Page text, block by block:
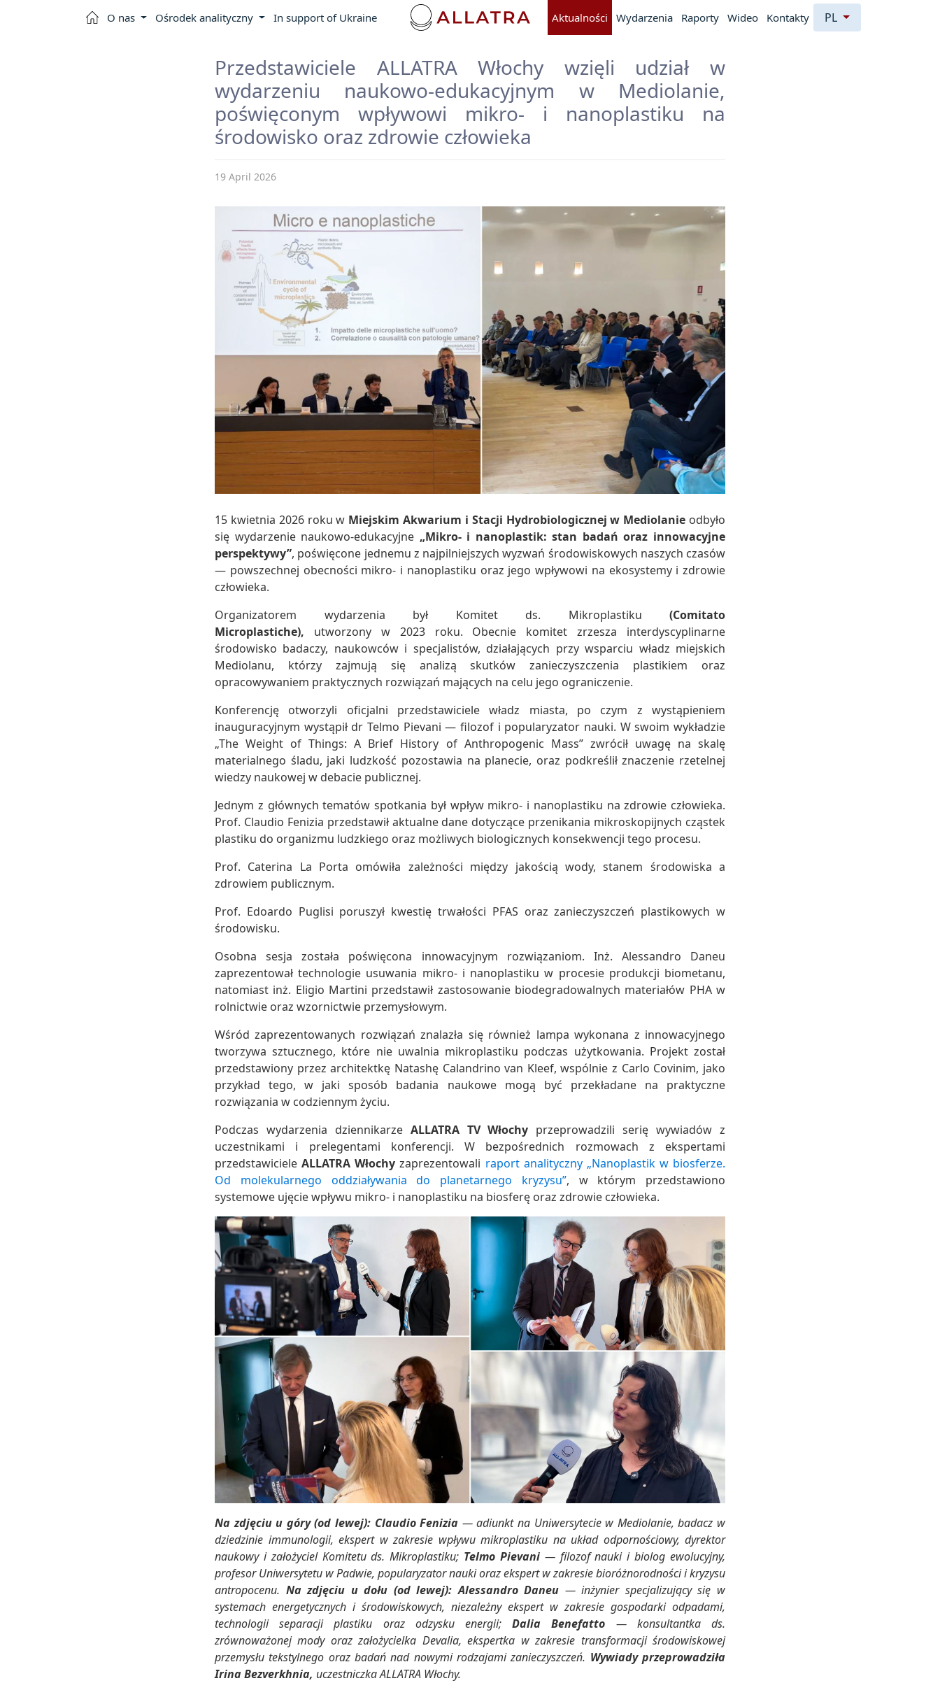
O nas Ośrodek analityczny In support of Ukraine Aktualności Wydarzenia Raporty Wideo Kontakty PL
Przedstawiciele ALLATRA Włochy wzięli udział w
wydarzeniu naukowo-edukacyjnym w Mediolanie,
poświęconym wpływowi mikro- i nanoplastiku na
środowisko oraz zdrowie człowieka
19 April 2026
15 kwietnia 2026 roku w Miejskim Akwarium i Stacji Hydrobiologicznej w Mediolanie odbyło
się wydarzenie naukowo-edukacyjne „Mikro- i nanoplastik: stan badań oraz innowacyjne
perspektywy”, poświęcone jednemu z najpilniejszych wyzwań środowiskowych naszych czasów
— powszechnej obecności mikro- i nanoplastiku oraz jego wpływowi na ekosystemy i zdrowie
człowieka.
Organizatorem wydarzenia był Komitet ds. Mikroplastiku (Comitato
Microplastiche), utworzony w 2023 roku. Obecnie komitet zrzesza interdyscyplinarne
środowisko badaczy, naukowców i specjalistów, działających przy wsparciu władz miejskich
Mediolanu, którzy zajmują się analizą skutków zanieczyszczenia plastikiem oraz
opracowywaniem praktycznych rozwiązań mających na celu jego ograniczenie.
Konferencję otworzyli oficjalni przedstawiciele władz miasta, po czym z wystąpieniem
inauguracyjnym wystąpił dr Telmo Pievani — filozof i popularyzator nauki. W swoim wykładzie
„The Weight of Things: A Brief History of Anthropogenic Mass” zwrócił uwagę na skalę
materialnego śladu, jaki ludzkość pozostawia na planecie, oraz podkreślił znaczenie rzetelnej
wiedzy naukowej w debacie publicznej.
Jednym z głównych tematów spotkania był wpływ mikro- i nanoplastiku na zdrowie człowieka.
Prof. Claudio Fenizia przedstawił aktualne dane dotyczące przenikania mikroskopijnych cząstek
plastiku do organizmu ludzkiego oraz możliwych biologicznych konsekwencji tego procesu.
Prof. Caterina La Porta omówiła zależności między jakością wody, stanem środowiska a
zdrowiem publicznym.
Prof. Edoardo Puglisi poruszył kwestię trwałości PFAS oraz zanieczyszczeń plastikowych w
środowisku.
Osobna sesja została poświęcona innowacyjnym rozwiązaniom. Inż. Alessandro Daneu
zaprezentował technologie usuwania mikro- i nanoplastiku w procesie produkcji biometanu,
natomiast inż. Eligio Martini przedstawił zastosowanie biodegradowalnych materiałów PHA w
rolnictwie oraz wzornictwie przemysłowym.
Wśród zaprezentowanych rozwiązań znalazła się również lampa wykonana z innowacyjnego
tworzywa sztucznego, które nie uwalnia mikroplastiku podczas użytkowania. Projekt został
przedstawiony przez architektkę Natashę Calandrino van Kleef, wspólnie z Carlo Covinim, jako
przykład tego, w jaki sposób badania naukowe mogą być przekładane na praktyczne
rozwiązania w codziennym życiu.
Podczas wydarzenia dziennikarze ALLATRA TV Włochy przeprowadzili serię wywiadów z
uczestnikami i prelegentami konferencji. W bezpośrednich rozmowach z ekspertami
przedstawicieleALLATRA Włochy zaprezentowali raport analityczny „Nanoplastik w biosferze.
Od molekularnego oddziaływania do planetarnego kryzysu”, w którym przedstawiono
systemowe ujęcie wpływu mikro- i nanoplastiku na biosferę oraz zdrowie człowieka.
Na zdjęciu u góry (od lewej): Claudio Fenizia — adiunkt na Uniwersytecie w Mediolanie, badacz w
dziedzinie immunologii, ekspert w zakresie wpływu mikroplastiku na układ odpornościowy, dyrektor
naukowy i założyciel Komitetu ds. Mikroplastiku; Telmo Pievani— filozof nauki i biolog ewolucyjny,
profesor Uniwersytetu w Padwie, popularyzator nauki oraz ekspert w zakresie bioróżnorodności i kryzysu
antropocenu. Na zdjęciu u dołu (od lewej): Alessandro Daneu — inżynier specjalizujący się w
systemach energetycznych i środowiskowych, niezależny ekspert w zakresie gospodarki odpadami,
technologii separacji plastiku oraz odzysku energii;
Dalia Benefatto — konsultantka ds.
zrównoważonej mody oraz założycielka Devalia, ekspertka w zakresie transformacji środowiskowej
przemysłu tekstylnego oraz badań nad nowymi rodzajami zanieczyszczeń. Wywiady przeprowadziła
Irina Bezverkhnia, uczestniczka ALLATRA Włochy.